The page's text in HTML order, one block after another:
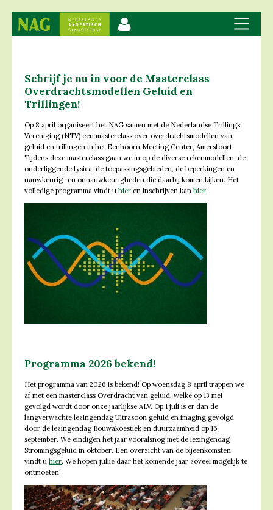
Schrijf je nu in voor de Masterclass
Overdrachtsmodellen Geluid en
Trillingen!
Op 8 april organiseert het NAG samen met de Nederlandse Trillings
Vereniging (NTV) een masterclass over overdrachtsmodellen van
geluid en trillingen in het Eenhoorn Meeting Center, Amersfoort.
Tijdens deze masterclass gaan we in op de diverse rekenmodellen, de
onderliggende fysica, de toepassingsgebieden, de beperkingen en
nauwkeurig- en onnauwkeurigheden die daarbij komen kijken. Het
volledige programma vindt u hier en inschrijven kan hier!
Programma 2026 bekend!
Het programma van 2026 is bekend! Op woensdag 8 april trappen we
af met een masterclass Overdracht van geluid, welke op 13 mei
gevolgd wordt door onze jaarlijkse ALV. Op 1 juli is er dan de
langverwachte lezingendag Ultrasoon geluid en imaging gevolgd
door de lezingendag Bouwakoestiek en duurzaamheid op 16
september. We eindigen het jaar vooralsnog met de lezingendag
Stromingsgeluid in oktober. Een overzicht van de bijeenkomsten
vindt u hier. We hopen jullie daar het komende jaar zoveel mogelijk te
ontmoeten!